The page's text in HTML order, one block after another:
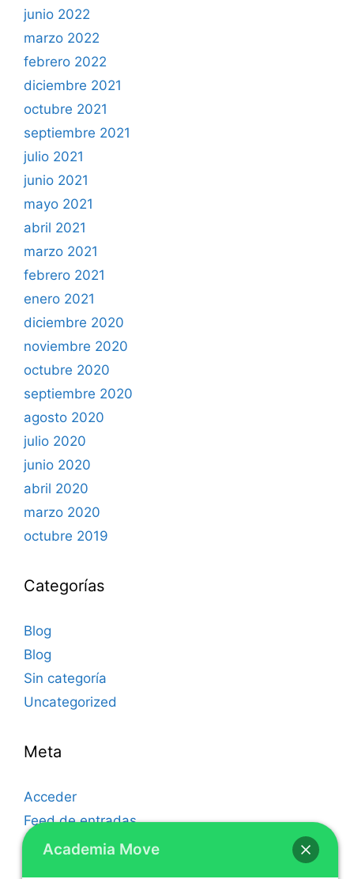
junio 2022
marzo 2022
febrero 2022
diciembre 2021
octubre 2021
septiembre 2021
julio 2021
junio 2021
mayo 2021
abril 2021
marzo 2021
febrero 2021
enero 2021
diciembre 2020
noviembre 2020
octubre 2020
septiembre 2020
agosto 2020
julio 2020
junio 2020
abril 2020
marzo 2020
octubre 2019
Categorías
Blog
Blog
Sin categoría
Uncategorized
Meta
Acceder
Feed de entradas
Feed de comentarios
Academia Move